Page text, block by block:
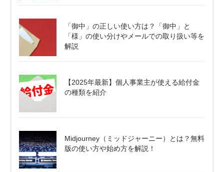
「御中」の正しい使い方は？「御中」と
「様」の使い分けやメールでの取り扱い等を
解説
【2025年最新】個人事業主が使える給付金
の種類を紹介
Midjourney（ミッドジャーニー）とは？無料
版の使い方や始め方を解説！